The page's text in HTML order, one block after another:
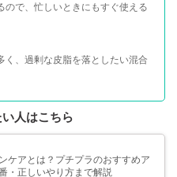
ので、忙しいときにもすぐ使える
く、過剰な皮脂を落としたい混合
人はこちら
ケアとは？プチプラのおすすめア
・正しいやり方まで解説